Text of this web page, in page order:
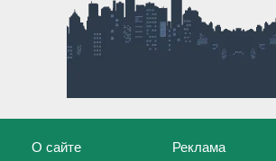
О сайте Реклама